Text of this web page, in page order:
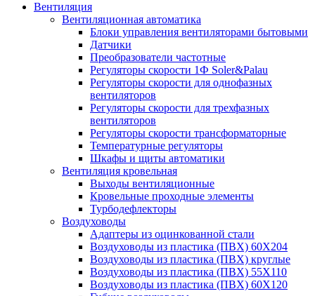
Вентиляция
Вентиляционная автоматика
Блоки управления вентиляторами бытовыми
Датчики
Преобразователи частотные
Регуляторы скорости 1Ф Soler&Palau
Регуляторы скорости для однофазных
вентиляторов
Регуляторы скорости для трехфазных
вентиляторов
Регуляторы скорости трансформаторные
Температурные регуляторы
Шкафы и щиты автоматики
Вентиляция кровельная
Выходы вентиляционные
Кровельные проходные элементы
Турбодефлекторы
Воздуховоды
Адаптеры из оцинкованной стали
Воздуховоды из пластика (ПВХ) 60Х204
Воздуховоды из пластика (ПВХ) круглые
Воздуховоды из пластика (ПВХ) 55Х110
Воздуховоды из пластика (ПВХ) 60Х120